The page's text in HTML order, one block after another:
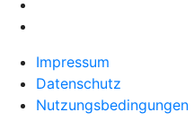
Impressum
Datenschutz
Nutzungsbedingungen